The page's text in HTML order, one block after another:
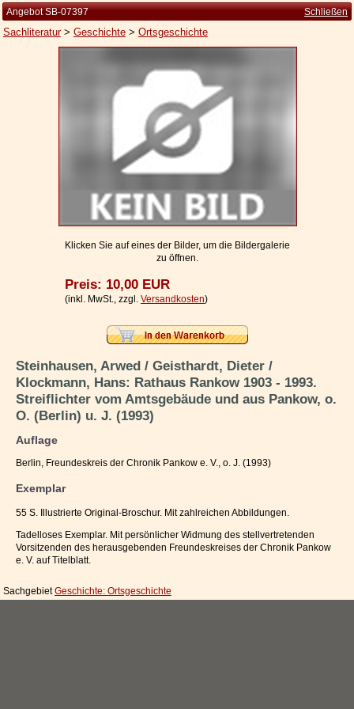
Widerrufsbelehrung
Datenschutzerklärung
Impressum / Kontakt
Vertrag widerrufen
Angebot SB-07397 Schließen
Sachliteratur> Geschichte> Ortsgeschichte
Klicken Sie auf eines der Bilder, um die Bildergalerie
zu öffnen.
Preis: 10,00 EUR
(inkl. MwSt., zzgl. Versandkosten)
Steinhausen, Arwed / Geisthardt, Dieter /
Klockmann, Hans: Rathaus Rankow 1903 - 1993.
Streiflichter vom Amtsgebäude und aus Pankow, o.
O. (Berlin) u. J. (1993)
Auflage
Berlin, Freundeskreis der Chronik Pankow e. V., o. J. (1993)
Exemplar
55 S. Illustrierte Original-Broschur. Mit zahlreichen Abbildungen.
Tadelloses Exemplar. Mit persönlicher Widmung des stellvertretenden
Vorsitzenden des herausgebenden Freundeskreises der Chronik Pankow
e. V. auf Titelblatt.
SachgebietGeschichte: Ortsgeschichte